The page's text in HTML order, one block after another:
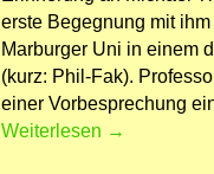
erste Begegnung mit
Marburger Uni in einem
(kurz: Phil-Fak).
einer Vorbesprechung
Weiterlesen →